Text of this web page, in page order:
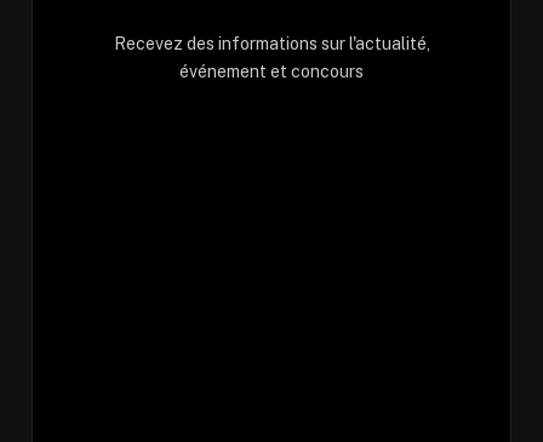
Recevez des informations sur l'actualité,
événement et concours